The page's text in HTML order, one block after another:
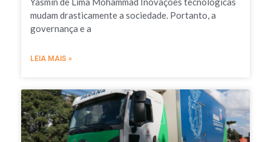
mudam drasticamente a sociedade. Portanto, a
governança e a
LEIA MAIS »